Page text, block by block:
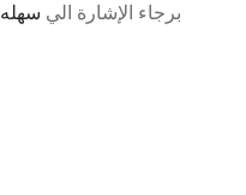
برجاء الإشارة الي سهله